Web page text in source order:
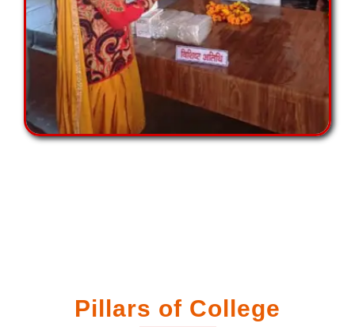
Pillars of College